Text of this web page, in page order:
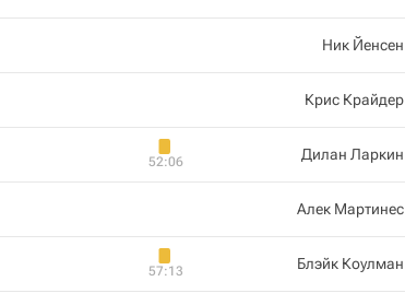
Ник Йенсен
Крис Крайдер
Дилан Ларкин
52:06
Алек Мартинес
Блэйк Коулман
57:13